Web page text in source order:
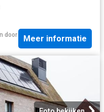
door
Meer informatie